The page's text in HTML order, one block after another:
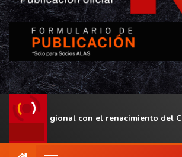
regional con el renacimiento del